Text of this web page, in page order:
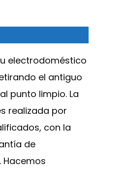
electrodoméstico
el antiguo
punto limpio. La
realizada por
con la
de
Hacemos